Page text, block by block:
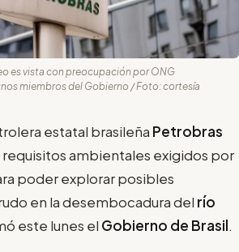
es vista con preocupación por ONG
miembros del Gobierno / Foto: cortesía
estatal brasileña Petrobras
requisitos ambientales exigidos por
poder explorar posibles
en la desembocadura del río
este lunes el Gobierno de Brasil.